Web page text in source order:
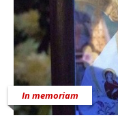
In memoriam